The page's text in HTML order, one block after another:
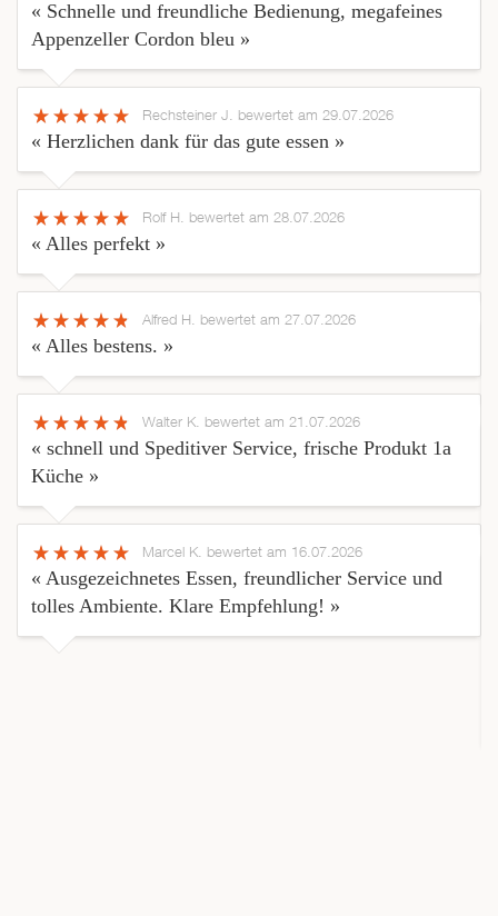
« Schnelle und freundliche Bedienung, megafeines
Appenzeller Cordon bleu »
Rechsteiner J. bewertet am 29.07.2026
« Herzlichen dank für das gute essen »
Rolf H. bewertet am 28.07.2026
« Alles perfekt »
Alfred H. bewertet am 27.07.2026
« Alles bestens. »
Walter K. bewertet am 21.07.2026
« schnell und Speditiver Service, frische Produkt 1a
Küche »
Marcel K. bewertet am 16.07.2026
« Ausgezeichnetes Essen, freundlicher Service und
tolles Ambiente. Klare Empfehlung! »